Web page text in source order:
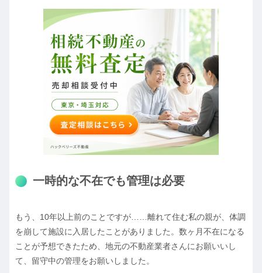
一時的な不在でも管理は必要
もう、10年以上前のことですが……離れて住む私の親が、体調
を崩して施設に入居したことがありました。数ヶ月不在になる
ことが予想できたため、地元の不動産業者さんにお願いいし
て、留守中の管理をお願いしました。